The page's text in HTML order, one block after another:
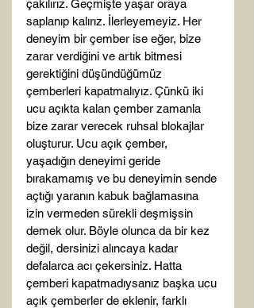
çakılırız. Geçmişte yaşar oraya
saplanıp kalırız. İlerleyemeyiz. Her
deneyim bir çember ise eğer, bize
zarar verdiğini ve artık bitmesi
gerektiğini düşündüğümüz
çemberleri kapatmalıyız. Çünkü iki
ucu açıkta kalan çember zamanla
bize zarar verecek ruhsal blokajlar
oluşturur. Ucu açık çember,
yaşadığın deneyimi geride
bırakamamış ve bu deneyimin sende
açtığı yaranın kabuk bağlamasına
izin vermeden sürekli deşmişsin
demek olur. Böyle olunca da bir kez
değil, dersinizi alıncaya kadar
defalarca acı çekersiniz. Hatta
çemberi kapatmadıysanız başka ucu
açık çemberler de eklenir, farklı